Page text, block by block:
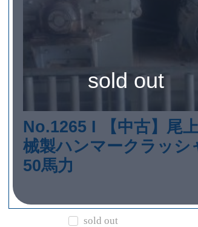
No.1265 I 【中古】尾
械製ハンマークラッシ
50馬力
sold out
sold out